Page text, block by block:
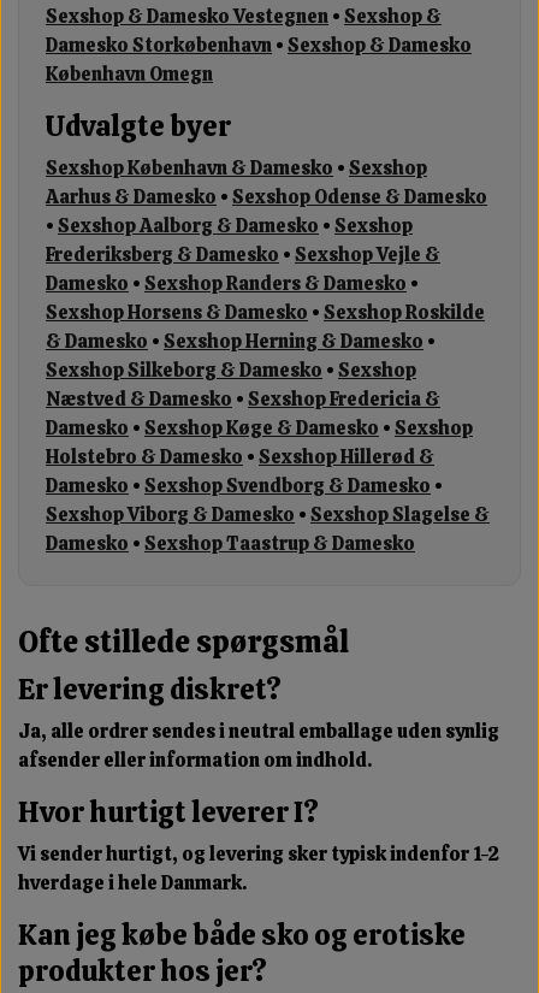
Sexshop & Damesko Vestegnen•Sexshop &
Damesko Storkøbenhavn•Sexshop & Damesko
København Omegn
Udvalgte byer
Sexshop København & Damesko •Sexshop
Aarhus & Damesko •Sexshop Odense & Damesko
•Sexshop Aalborg & Damesko •Sexshop
Frederiksberg & Damesko •Sexshop Vejle &
Damesko •Sexshop Randers & Damesko •
Sexshop Horsens & Damesko •Sexshop Roskilde
& Damesko •Sexshop Herning & Damesko •
Sexshop Silkeborg & Damesko •Sexshop
Næstved & Damesko •Sexshop Fredericia &
Damesko •Sexshop Køge & Damesko •Sexshop
Holstebro & Damesko •Sexshop Hillerød &
Damesko •Sexshop Svendborg & Damesko •
Sexshop Viborg & Damesko •Sexshop Slagelse &
Damesko •Sexshop Taastrup & Damesko
Ofte stillede spørgsmål
Er levering diskret?
Ja, alle ordrer sendes i neutral emballage uden synlig
afsender eller information om indhold.
Hvor hurtigt leverer I?
Vi sender hurtigt, og levering sker typisk indenfor 1-2
hverdage i hele Danmark.
Kan jeg købe både sko og erotiske
produkter hos jer?